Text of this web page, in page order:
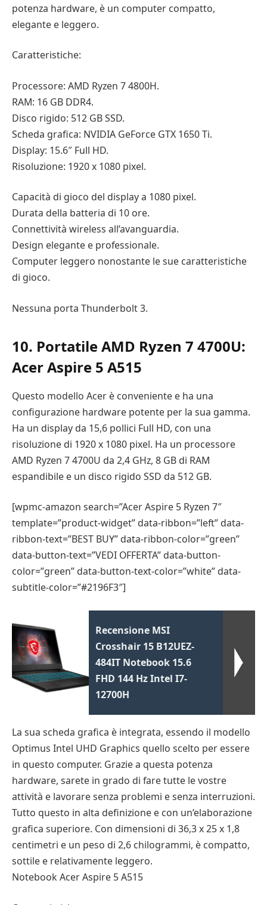
potenza hardware, è un computer compatto,
elegante e leggero.
Caratteristiche:
Processore: AMD Ryzen 7 4800H.
RAM: 16 GB DDR4.
Disco rigido: 512 GB SSD.
Scheda grafica: NVIDIA GeForce GTX 1650 Ti.
Display: 15.6″ Full HD.
Risoluzione: 1920 x 1080 pixel.
Capacità di gioco del display a 1080 pixel.
Durata della batteria di 10 ore.
Connettività wireless all’avanguardia.
Design elegante e professionale.
Computer leggero nonostante le sue caratteristiche
di gioco.
Nessuna porta Thunderbolt 3.
10. Portatile AMD Ryzen 7 4700U:
Acer Aspire 5 A515
Questo modello Acer è conveniente e ha una
configurazione hardware potente per la sua gamma.
Ha un display da 15,6 pollici Full HD, con una
risoluzione di 1920 x 1080 pixel. Ha un processore
AMD Ryzen 7 4700U da 2,4 GHz, 8 GB di RAM
espandibile e un disco rigido SSD da 512 GB.
[wpmc-amazon search=”Acer Aspire 5 Ryzen 7″
template=”product-widget” data-ribbon=”left” data-
ribbon-text=”BEST BUY” data-ribbon-color=”green”
data-button-text=”VEDI OFFERTA” data-button-
color=”green” data-button-text-color=”white” data-
subtitle-color=”#2196F3″]
Recensione MSI
Crosshair 15 B12UEZ-
484IT Notebook 15.6
FHD 144 Hz Intel I7-
12700H
La sua scheda grafica è integrata, essendo il modello
Optimus Intel UHD Graphics quello scelto per essere
in questo computer. Grazie a questa potenza
hardware, sarete in grado di fare tutte le vostre
attività e lavorare senza problemi e senza interruzioni.
Tutto questo in alta definizione e con un’elaborazione
grafica superiore. Con dimensioni di 36,3 x 25 x 1,8
centimetri e un peso di 2,6 chilogrammi, è compatto,
sottile e relativamente leggero.
Notebook Acer Aspire 5 A515